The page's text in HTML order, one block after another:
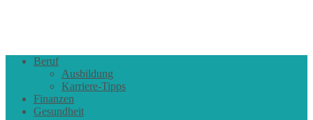
Beruf
Ausbildung
Karriere-Tipps
Finanzen
Gesundheit